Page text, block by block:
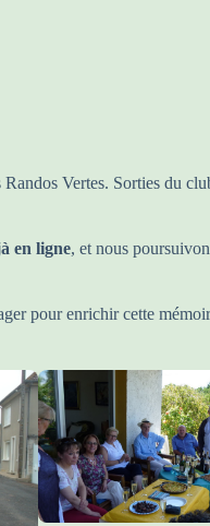
Vertes. Sorties du
en ligne, et nous
pour enrichir cette